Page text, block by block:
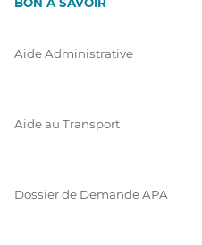
Aide Administrative
Aide au Transport
Dossier de Demande APA